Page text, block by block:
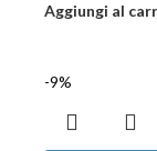
Aggiungi al
-9%